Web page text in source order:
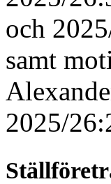
och
samt
2025/